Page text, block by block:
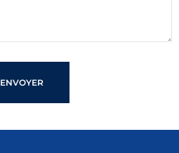
ENVOYER